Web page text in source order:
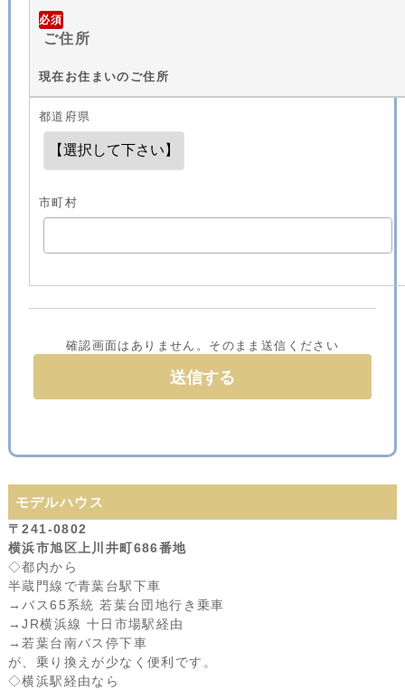
必須
ご住所
現在お住まいのご住所
都道府県
市町村
確認画面はありません。そのまま送信ください
モデルハウス
〒241-0802
横浜市旭区上川井町686番地
◇都内から
半蔵門線で青葉台駅下車
→バス65系統 若葉台団地行き乗車
→JR横浜線 十日市場駅経由
→若葉台南バス停下車
が、乗り換えが少なく便利です。
◇横浜駅経由なら